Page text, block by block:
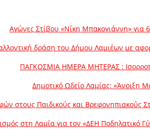
Αγώνες Στίβου «Νίκη Μπακογιάννη» για
δράση του Δήμου Λαμιέων με
ΠΑΓΚΟΣΜΙΑ ΗΜΕΡΑ ΜΗΤΕΡΑΣ :
Δημοτικό Ωδείο Λαμίας: «Άνοιξη
στους Παιδικούς και Βρεφονηπιακούς
στη Λαμία για τον «ΔΕΗ Ποδηλατικό